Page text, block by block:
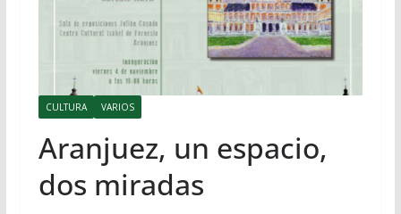
CULTURA VARIOS
Aranjuez, un espacio,
dos miradas